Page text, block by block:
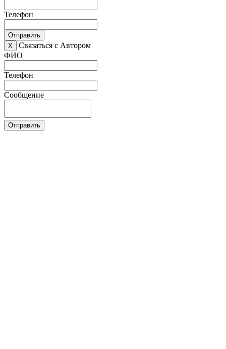
Телефон
Отправить
X
Связаться с Автором
ФИО
Телефон
Сообщение
Отправить